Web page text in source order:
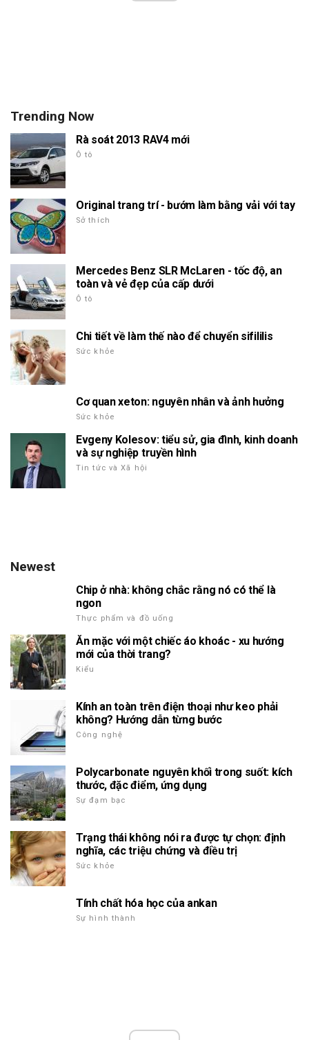
Trending Now
Rà soát 2013 RAV4 mới
Ô tô
Original trang trí - bướm làm bằng vải với tay
Sở thích
Mercedes Benz SLR McLaren - tốc độ, an
toàn và vẻ đẹp của cấp dưới
Ô tô
Chi tiết về làm thế nào để chuyển sifililis
Sức khỏe
Cơ quan xeton: nguyên nhân và ảnh hưởng
Sức khỏe
Evgeny Kolesov: tiểu sử, gia đình, kinh doanh
và sự nghiệp truyền hình
Tin tức và Xã hội
Newest
Chip ở nhà: không chắc rằng nó có thể là
ngon
Thực phẩm và đồ uống
Ăn mặc với một chiếc áo khoác - xu hướng
mới của thời trang?
Kiểu
Kính an toàn trên điện thoại như keo phải
không? Hướng dẫn từng bước
Công nghệ
Polycarbonate nguyên khối trong suốt: kích
thước, đặc điểm, ứng dụng
Sự đạm bạc
Trạng thái không nói ra được tự chọn: định
nghĩa, các triệu chứng và điều trị
Sức khỏe
Tính chất hóa học của ankan
Sự hình thành